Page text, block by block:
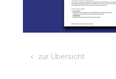
zur Über­sicht